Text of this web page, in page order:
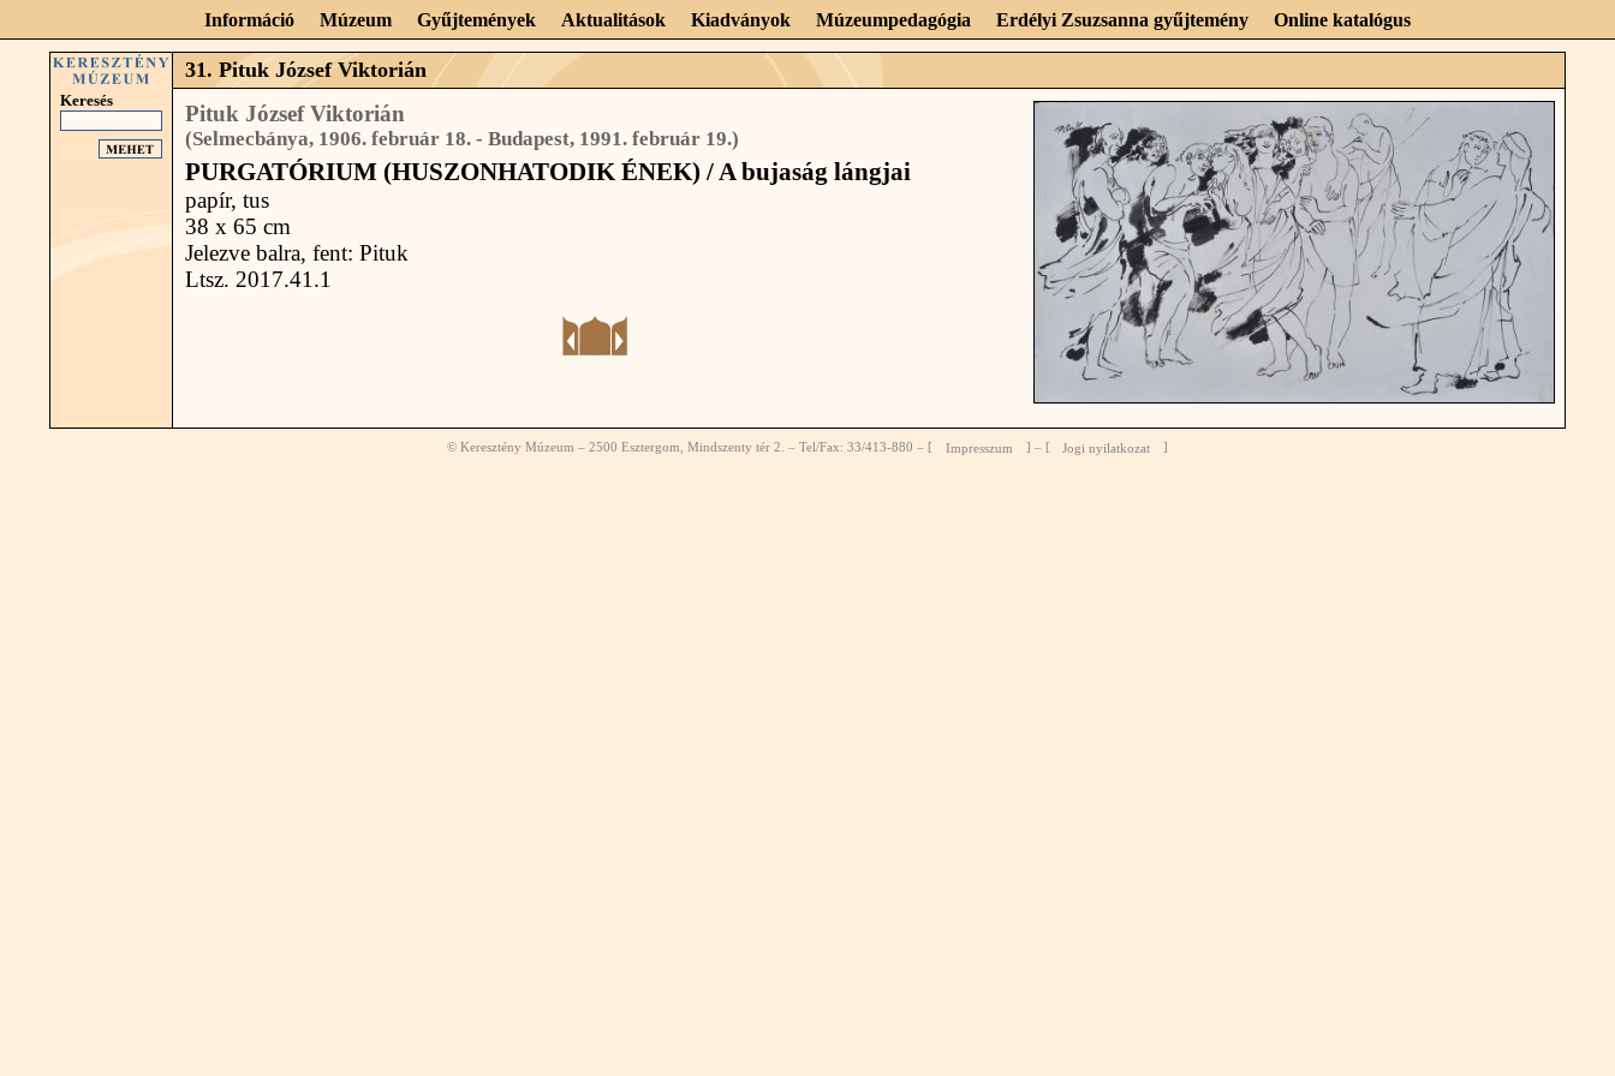
Információ Múzeum Gyűjtemények Aktualitások Kiadványok Múzeumpedagógia Erdélyi Zsuzsanna gyűjtemény Online katalógus
Keresés
31. Pituk József Viktorián
Pituk József Viktorián
(Selmecbánya, 1906. február 18. - Budapest, 1991. február 19.)
PURGATÓRIUM (HUSZONHATODIK ÉNEK) / A bujaság lángjai
papír, tus
38 x 65 cm
Jelezve balra, fent: Pituk
Ltsz. 2017.41.1
© Keresztény Múzeum – 2500 Esztergom, Mindszenty tér 2. – Tel/Fax: 33/413-880 – [ Impresszum ] – [ Jogi nyilatkozat ]